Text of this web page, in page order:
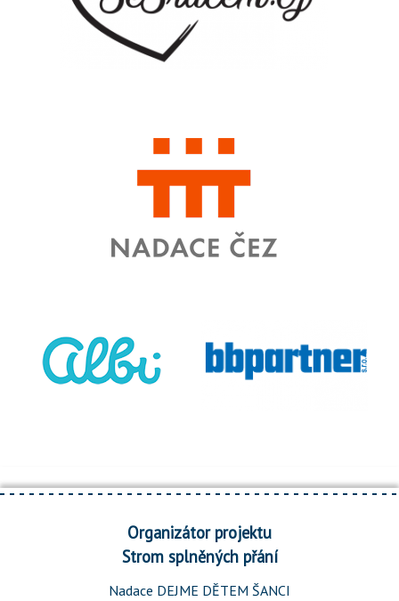
Organizátor projektu
Strom splněných přání
Nadace DEJME DĚTEM ŠANCI